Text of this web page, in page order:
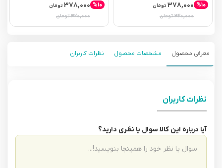
۳۷۸,۰۰۰ تومان
۴۲۰,۰۰۰تومان
%۱۰ ۳۷۸,۰۰۰ تومان
۴۲۰,۰۰۰تومان
%۱۰
معرفی محصول مشخصات محصول نظرات کاربران
نظرات کاربران
آیا درباره این کالا سوال یا نظری دارید؟